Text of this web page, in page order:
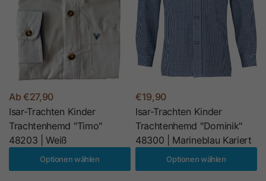
Ab €27,90
Isar-Trachten Kinder
Trachtenhemd "Timo"
48203 | Weiß
Optionen wählen
€19,90
Isar-Trachten Kinder
Trachtenhemd "Dominik"
48300 | Marineblau Kariert
Optionen wählen